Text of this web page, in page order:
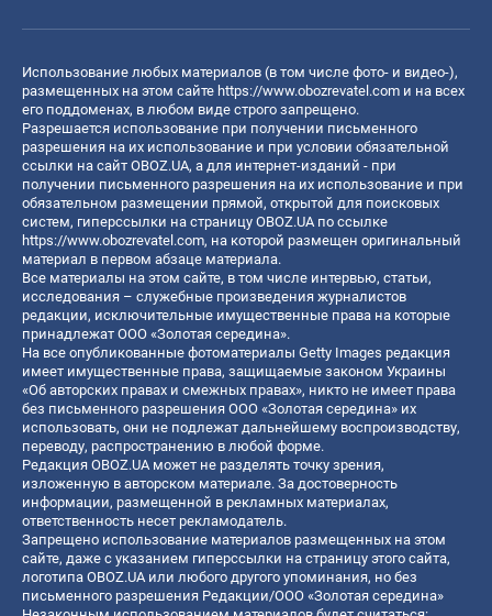
Использование любых материалов (в том числе фото- и видео-),
размещенных на этом сайте https://www.obozrevatel.com и на всех
его поддоменах, в любом виде строго запрещено.
Разрешается использование при получении письменного
разрешения на их использование и при условии обязательной
ссылки на сайт OBOZ.UA, а для интернет-изданий - при
получении письменного разрешения на их использование и при
обязательном размещении прямой, открытой для поисковых
систем, гиперссылки на страницу OBOZ.UA по ссылке
https://www.obozrevatel.com, на которой размещен оригинальный
материал в первом абзаце материала.
Все материалы на этом сайте, в том числе интервью, статьи,
исследования – служебные произведения журналистов
редакции, исключительные имущественные права на которые
принадлежат ООО «Золотая середина».
На все опубликованные фотоматериалы Getty Images редакция
имеет имущественные права, защищаемые законом Украины
«Об авторских правах и смежных правах», никто не имеет права
без письменного разрешения ООО «Золотая середина» их
использовать, они не подлежат дальнейшему воспроизводству,
переводу, распространению в любой форме.
Редакция OBOZ.UA может не разделять точку зрения,
изложенную в авторском материале. За достоверность
информации, размещенной в рекламных материалах,
ответственность несет рекламодатель.
Запрещено использование материалов размещенных на этом
сайте, даже с указанием гиперссылки на страницу этого сайта,
логотипа OBOZ.UA или любого другого упоминания, но без
письменного разрешения Редакции/ООО «Золотая середина»